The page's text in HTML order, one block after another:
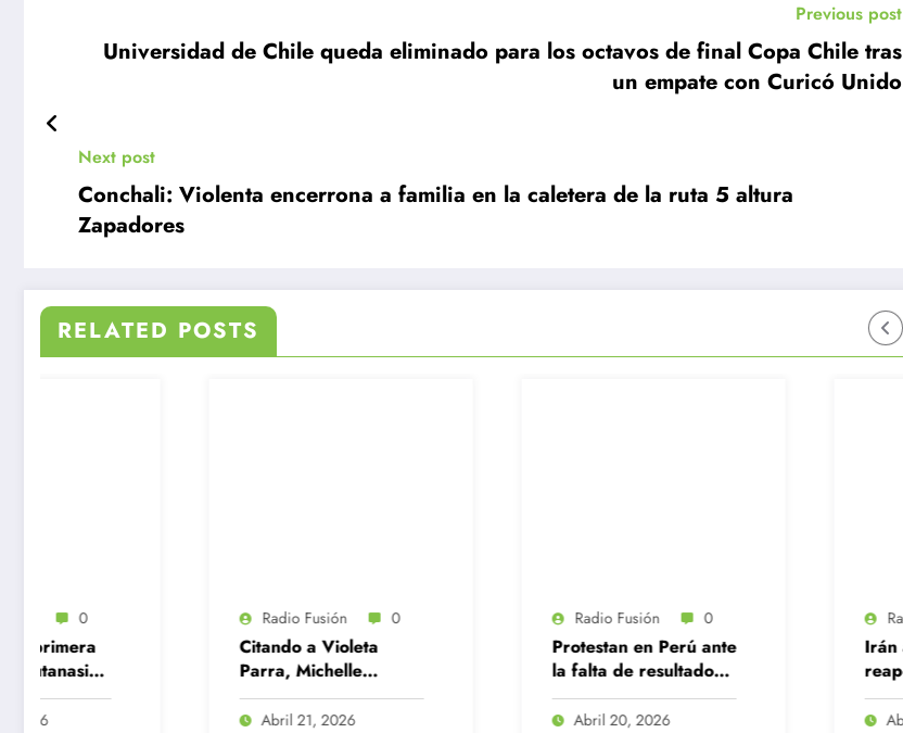
Previous post
Universidad de Chile queda eliminado para los octavos de final Copa Chile tras
un empate con Curicó Unido
Next post
Conchali: Violenta encerrona a familia en la caletera de la ruta 5 altura
Zapadores
RELATED POSTS
Citando a Violeta
Parra, Michelle
Bachelet despliega su
Protestan en Perú ante
la falta de resultados
electorales
Irán anuncia
reapertura del
estrecho de Ormuz en
medio de frágil alto al